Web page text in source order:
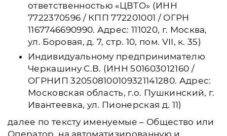
ответственностью «ЦВТО» (ИНН
7722370596 / КПП 772201001 / ОГРН
1167746690990. Адрес: 111020, г. Москва,
ул. Боровая, д. 7, стр. 10, пом. VII, к. 35)
Индивидуальному предпринимателю
Черкашину С.В. (ИНН 501603012160 /
ОГРНИП 320508100109321141280. Адрес:
Московская область, г.о. Пушкинский, г.
Ивантеевка, ул. Пионерская д. 11)
далее по тексту именуемые – Общество или
Оператор, на автоматизированную и